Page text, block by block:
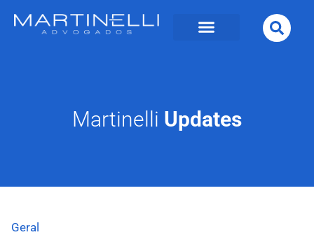
Martinelli Updates
Geral